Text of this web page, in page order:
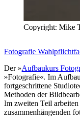
Copyright: Mike
Fotografie
Der »Aufbaukurs
»Fotografie«. Im
fortgeschrittene
Methoden der
Im zweiten Teil arbeiten
zusammenhängenden